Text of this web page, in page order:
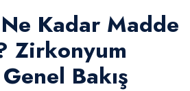
Kadar Madde
Zirkonyum
Bakış